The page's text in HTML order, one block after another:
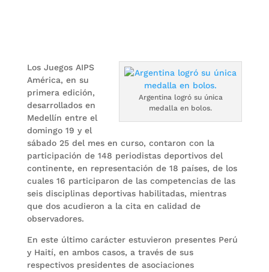
Argentina logró su única
medalla en bolos.
Los Juegos AIPS
América, en su
primera edición,
desarrollados en
Medellín entre el
domingo 19 y el
sábado 25 del mes en curso, contaron con la
participación de 148 periodistas deportivos del
continente, en representación de 18 países, de los
cuales 16 participaron de las competencias de las
seis disciplinas deportivas habilitadas, mientras
que dos acudieron a la cita en calidad de
observadores.
En este último carácter estuvieron presentes Perú
y Haití, en ambos casos, a través de sus
respectivos presidentes de asociaciones